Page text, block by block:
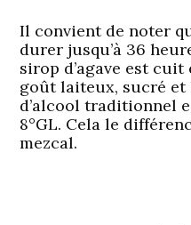
Il convient de noter
durer jusqu’à 36
sirop d’agave est
goût laiteux, sucré et
d’alcool traditionnel
8°GL. Cela le
mezcal.